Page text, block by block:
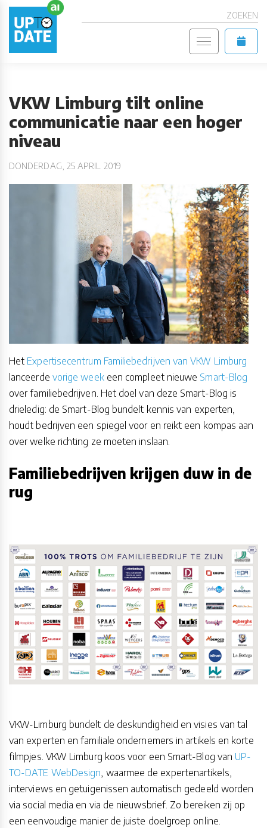
ZOEKEN
VKW Limburg tilt online
communicatie naar een hoger
niveau
DONDERDAG, 25 APRIL 2019
Het Expertisecentrum Familiebedrijven van VKW Limburg
lanceerde vorige weekeen compleet nieuwe Smart-Blog
over familiebedrijven. Het doel van deze Smart-Blog is
drieledig: de Smart-Blog bundelt kennis van experten,
houdt bedrijven een spiegel voor en reikt een kompas aan
over welke richting ze moeten inslaan.
Familiebedrijven krijgen duw in de
rug
VKW-Limburg bundelt de deskundigheid en visies van tal
van experten en familiale ondernemers in artikels en korte
filmpjes. VKW Limburg koos voor een Smart-Blog van UP-
TO-DATE WebDesign, waarmee de expertenartikels,
interviews en getuigenissen automatisch gedeeld worden
via social media en via de nieuwsbrief. Zo bereiken zij op
een eenvoudige manier de juiste doelgroep online.